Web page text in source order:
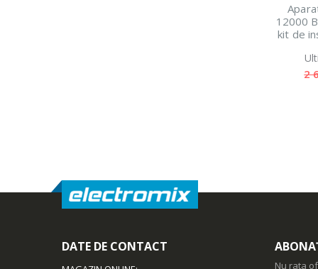
12000
kit de
2
DATE DE CONTACT
Nu rata